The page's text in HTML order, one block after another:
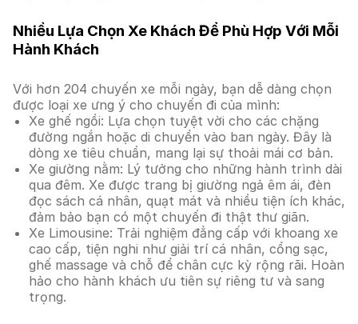
Nhiều Lựa Chọn Xe Khách Để Phù Hợp Với Mỗi
Hành Khách
Với hơn 204 chuyến xe mỗi ngày, bạn dễ dàng chọn
được loại xe ưng ý cho chuyến đi của mình:
Xe ghế ngồi: Lựa chọn tuyệt vời cho các chặng
đường ngắn hoặc di chuyển vào ban ngày. Đây là
dòng xe tiêu chuẩn, mang lại sự thoải mái cơ bản.
Xe giường nằm: Lý tưởng cho những hành trình dài
qua đêm. Xe được trang bị giường ngả êm ái, đèn
đọc sách cá nhân, quạt mát và nhiều tiện ích khác,
đảm bảo bạn có một chuyến đi thật thư giãn.
Xe Limousine: Trải nghiệm đẳng cấp với khoang xe
cao cấp, tiện nghi như giải trí cá nhân, cổng sạc,
ghế massage và chỗ để chân cực kỳ rộng rãi. Hoàn
hảo cho hành khách ưu tiên sự riêng tư và sang
trọng.